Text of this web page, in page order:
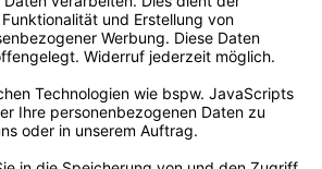
Passende Verpackungen